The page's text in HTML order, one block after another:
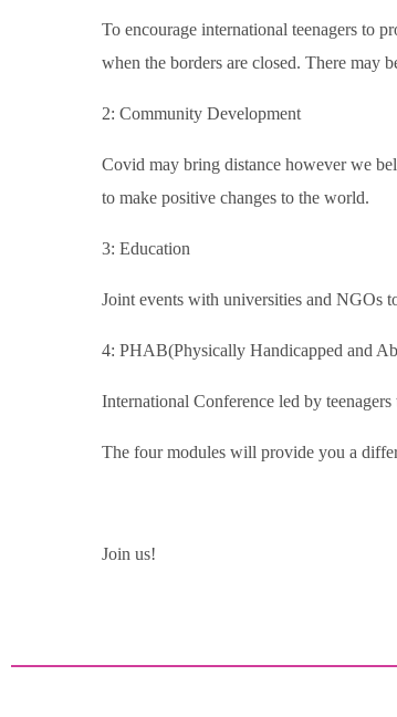
To encourage international teenagers to
when the borders are closed. There may
2: Community Development
Covid may bring distance however we
to make positive changes to the world.
3: Education
Joint events with universities and NGOs
4: PHAB(Physically Handicapped and
International Conference led by
The four modules will provide you a
Join us!